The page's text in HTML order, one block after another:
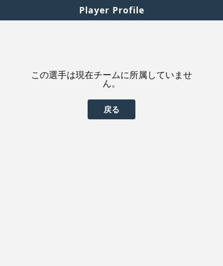
Player Profile
この選手は現在チームに所属していませ
ん。
戻る